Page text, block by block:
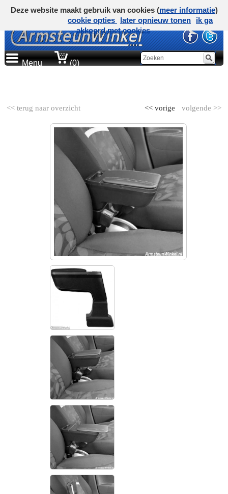
Menu (0)
<< terug naar overzicht volgende >>
<< vorige
Deze website maakt gebruik van cookies (meer informatie)
cookie opties
later opnieuw tonen
ik ga
akkoord met cookies